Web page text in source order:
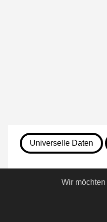
Universelle Daten
7. August 2026
Wir möchten